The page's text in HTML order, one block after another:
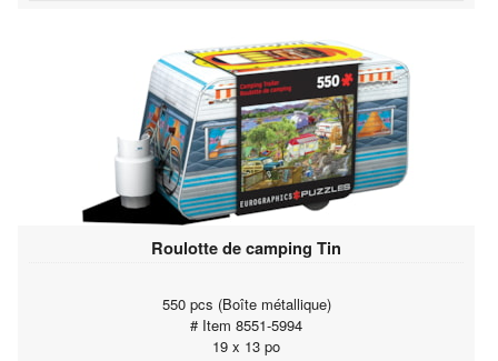
Roulotte de camping Tin
550 pcs (Boîte métallique)
# Item 8551-5994
19 x 13 po